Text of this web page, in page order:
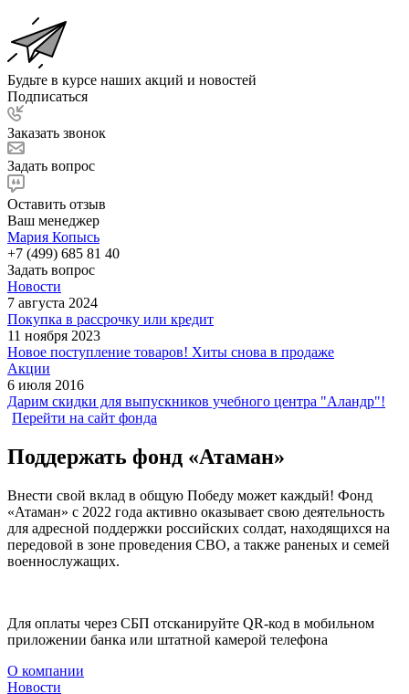
Будьте в курсе наших акций и новостей
Подписаться
Заказать звонок
Задать вопрос
Оставить отзыв
Ваш менеджер
Мария Копысь
+7 (499) 685 81 40
Задать вопрос
Новости
7 августа 2024
Покупка в рассрочку или кредит
11 ноября 2023
Новое поступление товаров! Хиты снова в продаже
Акции
6 июля 2016
Дарим скидки для выпускников учебного центра "Аландр"!
Перейти на сайт фонда
Поддержать фонд «Атаман»
Внести свой вклад в общую Победу может каждый! Фонд
«Атаман» с 2022 года активно оказывает свою деятельность
для адресной поддержки российских солдат, находящихся на
передовой в зоне проведения СВО, а также раненых и семей
военнослужащих.
Для оплаты через СБП отсканируйте QR-код в мобильном
приложении банка или штатной камерой телефона
О компании
Новости